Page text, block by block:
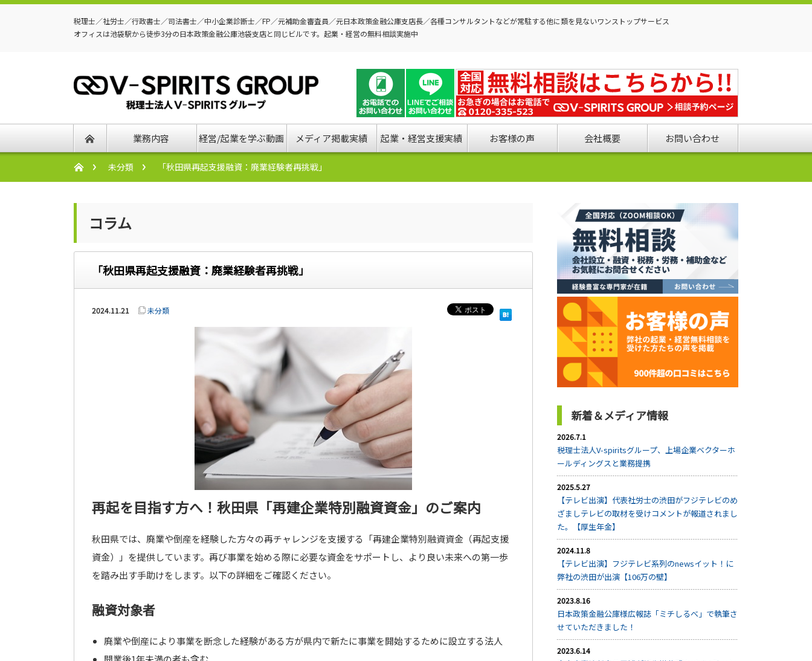
税理士／社労士／行政書士／司法書士／中小企業診断士／FP／元補助金審査員／元日本政策金融公庫支店長／各種コンサルタントなどが常駐する他に類を見ないワンストップサービス
オフィスは池袋駅から徒歩3分の日本政策金融公庫池袋支店と同じビルです。起業・経営の無料相談実施中
業務内容 経営/起業を学ぶ動画 メディア掲載実績 起業・経営支援実績 お客様の声 会社概要 お問い合わせ
未分類 「秋田県再起支援融資：廃業経験者再挑戦」
コラム
「秋田県再起支援融資：廃業経験者再挑戦」
2024.11.21 未分類
再起を目指す方へ！秋田県「再建企業特別融資資金」のご案内
秋田県では、廃業や倒産を経験した方々の再チャレンジを支援する「再建企業特別融資資金（再起支援
資金）」を提供しています。再び事業を始める際に必要な資金をサポートし、より良い未来への第一歩
を踏み出す手助けをします。以下の詳細をご確認ください。
融資対象者
廃業や倒産により事業を断念した経験がある方が県内で新たに事業を開始するために設立する法人
新着＆メディア情報
2026.7.1
税理士法人V-spiritsグループ、上場企業ベクターホ
ールディングスと業務提携
2025.5.27
【テレビ出演】代表社労士の渋田がフジテレビのめ
ざましテレビの取材を受けコメントが報道されまし
た。【厚生年金】
2024.11.8
【テレビ出演】フジテレビ系列のnewsイット！に
弊社の渋田が出演【106万の壁】
2023.8.16
日本政策金融公庫様広報誌「ミチしるべ」で執筆さ
せていただきました！
2023.6.14